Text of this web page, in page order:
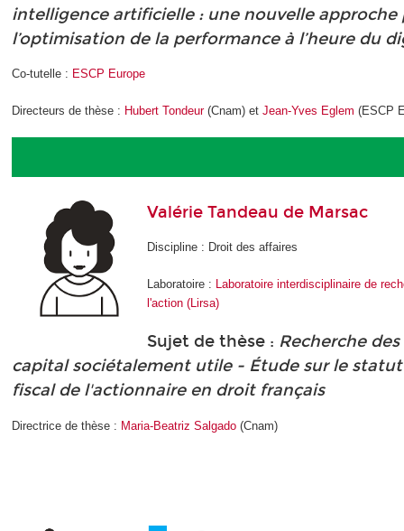
intelligence artificielle : une nouvelle approche
l’optimisation de la performance à l’heure du
Co-tutelle : ESCP Europe
Directeurs de thèse : Hubert Tondeur(Cnam) et Jean-Yves Eglem (ESCP
Valérie Tandeau de Marsac
Discipline : Droit des affaires
Laboratoire :
Laboratoire interdisciplinaire de
l'action (Lirsa)
Sujet de thèse : Recherche
capital sociétalement utile - Étude sur le
fiscal de l'actionnaire en droit français
Directrice de thèse : Maria-Beatriz Salgado (Cnam)